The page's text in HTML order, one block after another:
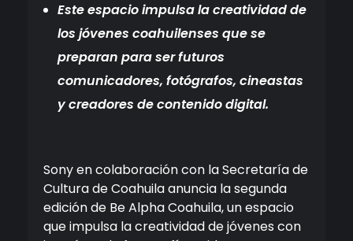
Este espacio impulsa la creatividad de
los jóvenes coahuilenses que se
preparan para ser futuros
comunicadores, fotógrafos, cineastas
y creadores de contenido digital.
Sony en colaboración con la Secretaría de
Cultura de Coahuila anuncia la segunda
edición de Be Alpha Coahuila, un espacio
que impulsa la creatividad de jóvenes con